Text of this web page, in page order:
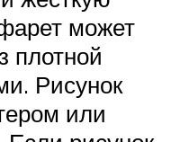
может
плотной
Рисунок
или